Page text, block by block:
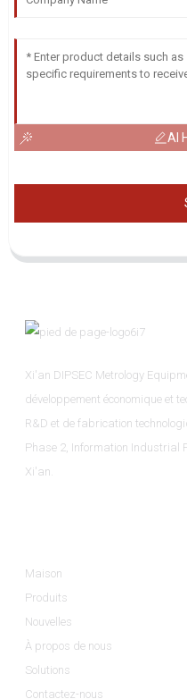
AI
Xi'an DIPSEC Metrology
développement économique et
R&D et de fabrication
Phase 2, Information Industrial
Xi'an.
Maison
Produits
Nouvelles
À propos de nous
Solutions
Contactez-nous